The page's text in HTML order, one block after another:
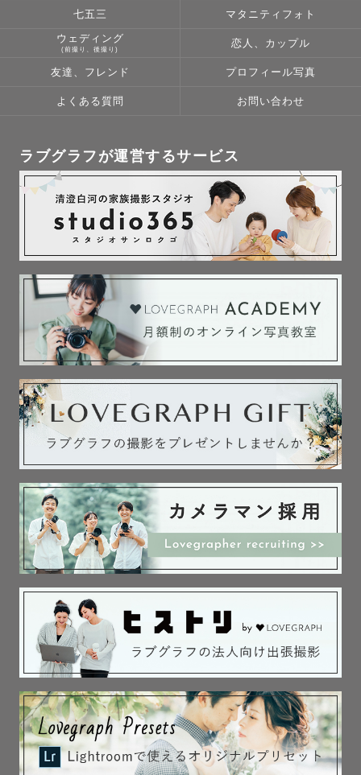
育児」も「産まれて今だけの家族の形」どちらも残しま
おります。
当日の撮影ではラブグラフらしい「撮影自体が思い出にな
ること」を軸にしながらもお子様の慣れない着物や、生後
数ヶ月のお子さんとの撮影である事を忘れずに、短時間で
スピーディに撮影することを心がけています。
(30-1時間で終了となることが多いです。)
また、お宮参りでの産着は着せ方もマスターしております
ので、ご要望があればご一緒にお手伝いさせて頂きます。
ご心配な点があれば遠慮なくお声かけください。
なお、小物の貸し出しは行なっておりません
出張撮影経験のある神社：
神奈川→鵠沼伏見稲荷神社/琴平神社/師岡熊野神社/横浜水
天宮/伊勢山皇大神宮/川崎大師/鶴岡八幡宮/鎌倉宮/星川杉
山神社/神鳥前川神社/溝口神社
東京→日枝神社/自由が丘熊野神社/牛嶋神社/新田神社/水天
宮/多摩川浅間神社/東伏見稲荷神社/落合白山神社/根津神
社/芝大神宮/品川神社/篠崎浅間神社/亀戸天神社/新田神社/
湯島天神/井草八幡宮/代々木八幡宮/法明寺/柴又帝釈天/愛
宕神社/東郷神社/西新井大師/松陰神社/世田谷区八幡宮/小
金井神社/神田明神/深大寺/九品仏浄真寺/増上寺/王子神社/
東京大神宮/ときわ台天祖神社/谷保天満宮/北澤八幡神社/諏
訪神社/浅草寺/王子神社
千葉→稲毛浅間神社/成田山新勝寺
埼玉→川越氷川神社
山梨→北口本宮冨士浅間神社
静岡→三嶋大社
七五三 マタニティフォト
ウェディング
(前撮り、後撮り)
恋人、カップル
友達、フレンド プロフィール写真
よくある質問 お問い合わせ
ラブグラフが運営するサービス